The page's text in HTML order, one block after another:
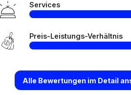
Services
Preis-Leistungs-Verhältnis
Alle Bewertungen im Detail